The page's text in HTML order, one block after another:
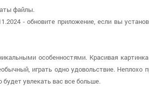
файлы.
- обновите приложение, если вы
особенностями. Красивая
играть одно удовольствие. Неплохо
увлекать вас все больше.